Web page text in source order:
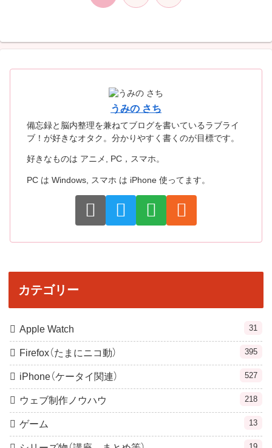
うみの さち
備忘録と脳内整理を兼ねてブログを書いているラブライ
ブ！が好きなオタク。分かりやすく書くのが目標です。
好きなものは アニメ, PC，スマホ。
PC は Windows, スマホ は iPhone 使ってます。
カテゴリー
Apple Watch 31
Firefox（たまにニコ動） 395
iPhone（ケータイ関連） 527
ウェブ制作ノウハウ 218
ゲーム 13